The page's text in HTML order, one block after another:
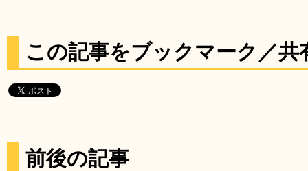
この記事をブックマーク／共
前後の記事